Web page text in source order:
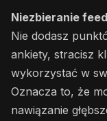
Niezbieranie
Nie dodasz
ankiety, stracisz
wykorzystać w
Oznacza to, że
nawiązanie